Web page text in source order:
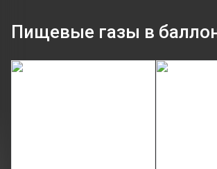
Пищевые газы в